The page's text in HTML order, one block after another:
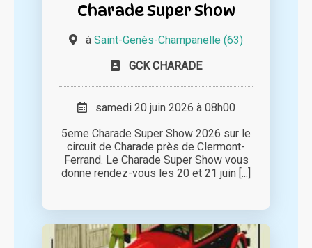
Charade Super Show
à Saint-Genès-Champanelle (63)
GCK CHARADE
samedi 20 juin 2026 à 08h00
5eme Charade Super Show 2026 sur le
circuit de Charade près de Clermont-
Ferrand. Le Charade Super Show vous
donne rendez-vous les 20 et 21 juin [...]